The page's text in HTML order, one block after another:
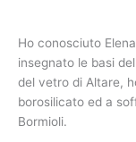
Ho conosciuto
insegnato le basi
del vetro di Altare,
borosilicato ed a
Bormioli.